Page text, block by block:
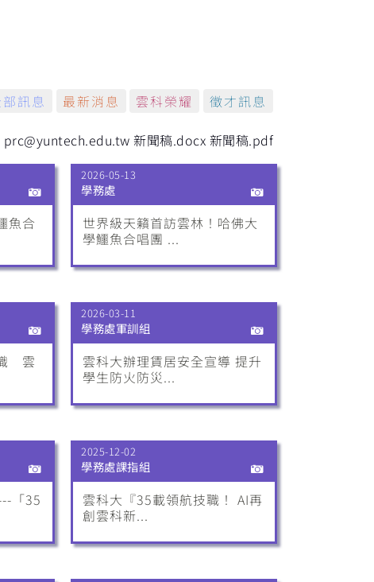
訊息 最新消息 雲科榮耀 徵才訊息
prc@yuntech.edu.tw 新聞稿.docx 新聞稿.pdf
魚合
2026-05-13
學務處
世界級天籟首訪雲林！哈佛大
學鱷魚合唱團 ...
雲
2026-03-11
學務處軍訓組
雲科大辦理賃居安全宣導 提升
學生防火防災...
「35
2025-12-02
學務處課指組
雲科大『35載領航技職！ AI再
創雲科新...